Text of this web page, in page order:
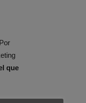
que